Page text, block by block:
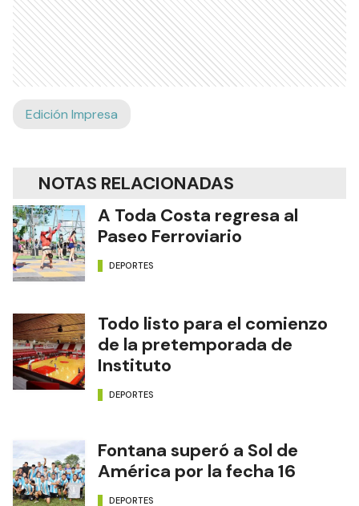
Edición Impresa
NOTAS RELACIONADAS
A Toda Costa regresa al
Paseo Ferroviario
DEPORTES
Todo listo para el comienzo
de la pretemporada de
Instituto
DEPORTES
Fontana superó a Sol de
América por la fecha 16
DEPORTES